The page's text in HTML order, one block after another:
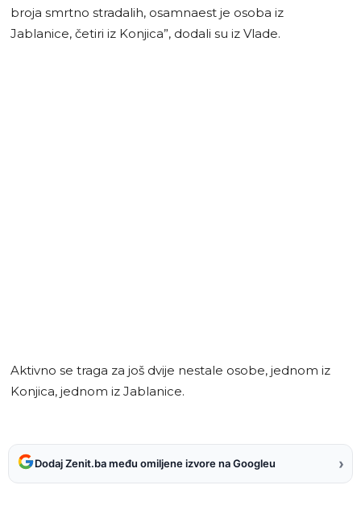
broja smrtno stradalih, osamnaest je osoba iz
Jablanice, četiri iz Konjica”, dodali su iz Vlade.
Aktivno se traga za još dvije nestale osobe, jednom iz
Konjica, jednom iz Jablanice.
Dodaj Zenit.ba među omiljene izvore na Googleu ›